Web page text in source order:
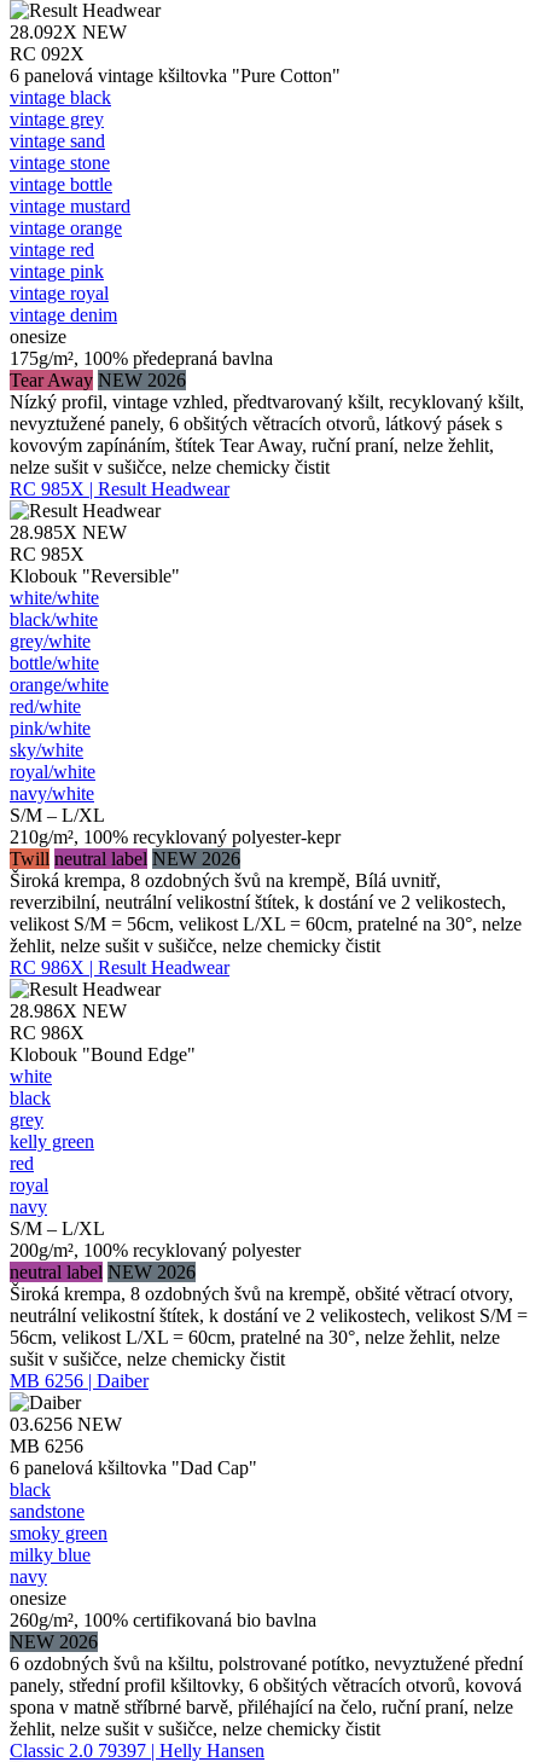
28.092X NEW
RC 092X
6 panelová vintage kšiltovka "Pure Cotton"
vintage black
vintage grey
vintage sand
vintage stone
vintage bottle
vintage mustard
vintage orange
vintage red
vintage pink
vintage royal
vintage denim
onesize
175g/m², 100% předepraná bavlna
Tear Away NEW 2026
Nízký profil, vintage vzhled, předtvarovaný kšilt, recyklovaný kšilt,
nevyztužené panely, 6 obšitých větracích otvorů, látkový pásek s
kovovým zapínáním, štítek Tear Away, ruční praní, nelze žehlit,
nelze sušit v sušičce, nelze chemicky čistit
RC 985X | Result Headwear
28.985X NEW
RC 985X
Klobouk "Reversible"
white/​white
black/​white
grey/​white
bottle/​white
orange/​white
red/​white
pink/​white
sky/​white
royal/​white
navy/​white
S/M – L/XL
210g/m², 100% recyklovaný polyester-kepr
Twill neutral label NEW 2026
Široká krempa, 8 ozdobných švů na krempě, Bílá uvnitř,
reverzibilní, neutrální velikostní štítek, k dostání ve 2 velikostech,
velikost S/M = 56cm, velikost L/XL = 60cm, pratelné na 30°, nelze
žehlit, nelze sušit v sušičce, nelze chemicky čistit
RC 986X | Result Headwear
28.986X NEW
RC 986X
Klobouk "Bound Edge"
white
black
grey
kelly green
red
royal
navy
S/M – L/XL
200g/m², 100% recyklovaný polyester
neutral label NEW 2026
Široká krempa, 8 ozdobných švů na krempě, obšité větrací otvory,
neutrální velikostní štítek, k dostání ve 2 velikostech, velikost S/M =
56cm, velikost L/XL = 60cm, pratelné na 30°, nelze žehlit, nelze
sušit v sušičce, nelze chemicky čistit
MB 6256 | Daiber
03.6256 NEW
MB 6256
6 panelová kšiltovka "Dad Cap"
black
sandstone
smoky green
milky blue
navy
onesize
260g/m², 100% certifikovaná bio bavlna
NEW 2026
6 ozdobných švů na kšiltu, polstrované potítko, nevyztužené přední
panely, střední profil kšiltovky, 6 obšitých větracích otvorů, kovová
spona v matně stříbrné barvě, přiléhající na čelo, ruční praní, nelze
žehlit, nelze sušit v sušičce, nelze chemicky čistit
Classic 2.0 79397 | Helly Hansen